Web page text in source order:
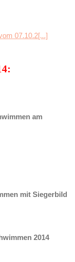
07.10.2[...]
am
mit Siegerbild
2014